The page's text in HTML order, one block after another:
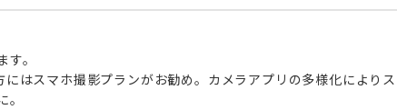
。
はスマホ撮影プランがお勧め。カメラアプリの多様化によりス